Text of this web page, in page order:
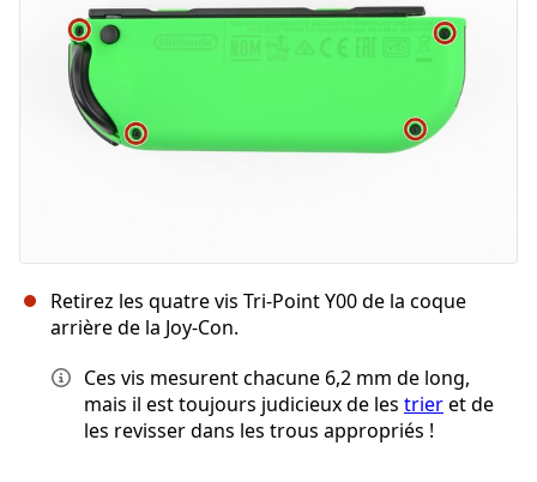
Retirez les quatre vis Tri-Point Y00 de la coque
arrière de la Joy-Con.
Ces vis mesurent chacune 6,2 mm de long,
mais il est toujours judicieux de les trieret de
les revisser dans les trous appropriés !